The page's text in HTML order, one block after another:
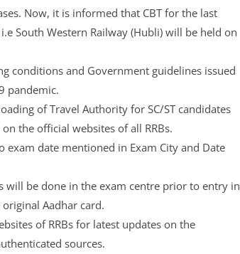
Now, it is informed that CBT for the last
South Western Railway (Hubli) will be held on
conditions and Government guidelines issued
pandemic.
of Travel Authority for SC/ST candidates
the official websites of all RRBs.
date mentioned in Exam City and Date
be done in the exam centre prior to entry in
Aadhar card.
of RRBs for latest updates on the
sources.